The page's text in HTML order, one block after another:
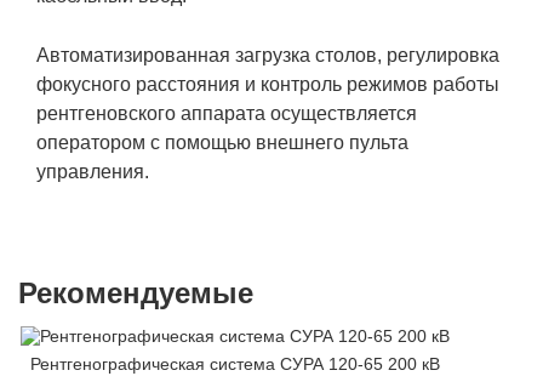
Автоматизированная загрузка столов, регулировка
фокусного расстояния и контроль режимов работы
рентгеновского аппарата осуществляется
оператором с помощью внешнего пульта
управления.
Рекомендуемые
Рентгенографическая система СУРА 120-65 200 кВ